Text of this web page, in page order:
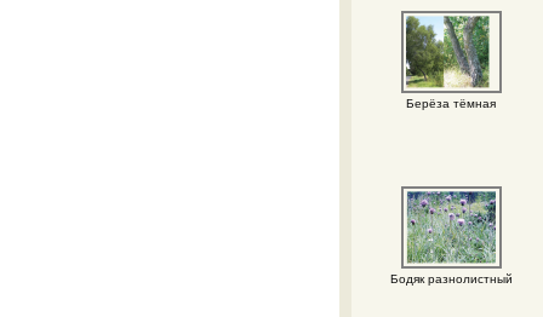
Берёза тёмная
Бодяк разнолистный